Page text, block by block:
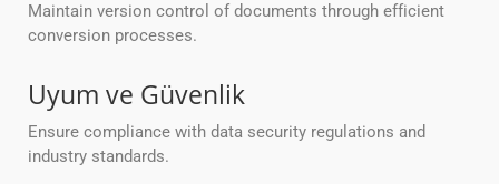
Maintain version control of documents through efficient
conversion processes.
Uyum ve Güvenlik
Ensure compliance with data security regulations and
industry standards.